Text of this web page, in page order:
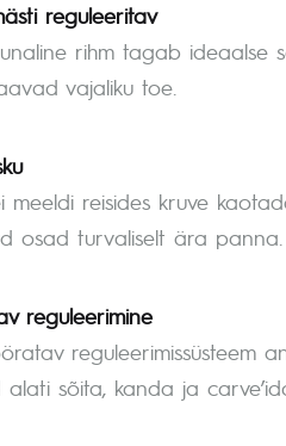
reguleeritav
rihm tagab ideaalse
vajaliku toe.
meeldi reisides kruve
osad turvaliselt ära panna.
reguleerimine
reguleerimissüsteem
alati sõita, kanda ja